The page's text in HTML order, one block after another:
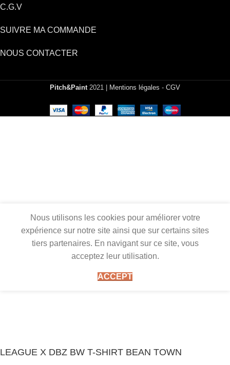
C.G.V
SUIVRE MA COMMANDE
NOUS CONTACTER
Pitch&Paint 2021 | Mentions légales - CGV
Nous utilisons les cookies pour améliorer votre
expérience sur notre site ainsi que sur certains sites
tiers partenaires. En navigant sur ce site, vous
acceptez leur utilisation.
ACCEPT
LEAGUE X DBZ BW T-SHIRT BEAN TOWN